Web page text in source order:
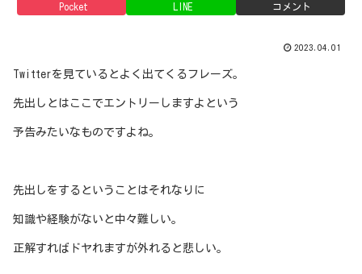
Pocket LINE コメント
2023.04.01
Twitterを見ているとよく出てくるフレーズ。
先出しとはここでエントリーしますよという
予告みたいなものですよね。
先出しをするということはそれなりに
知識や経験がないと中々難しい。
正解すればドヤれますが外れると悲しい。